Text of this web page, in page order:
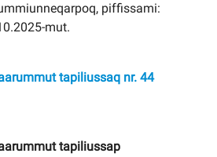
piffissami:
mut.
tapiliussaq nr. 44
tapiliussap